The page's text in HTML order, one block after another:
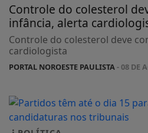
Controle do colesterol
infância, alerta
Controle do colesterol deve
cardiologista
PORTAL NOROESTE PAULISTA- 08 DE